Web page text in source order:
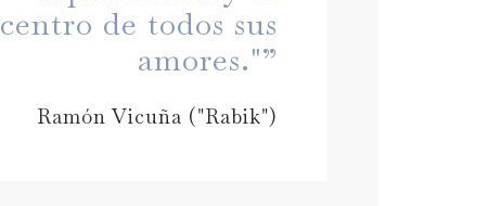
centro de todos sus
amores."”
Ramón Vicuña ("Rabik")